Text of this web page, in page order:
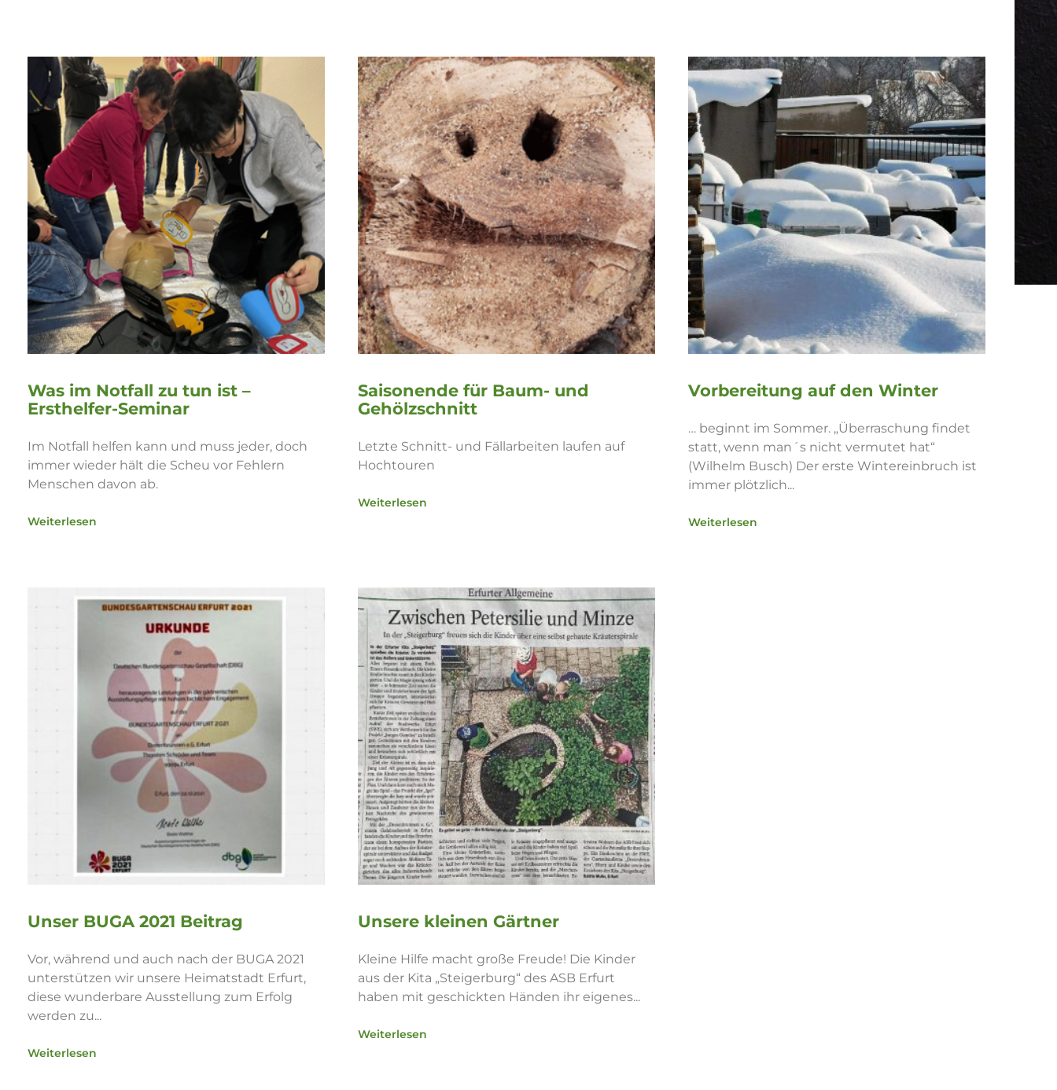
Was im Notfall zu tun ist –
Ersthelfer-Seminar
Im Notfall helfen kann und muss jeder, doch
immer wieder hält die Scheu vor Fehlern
Menschen davon ab.
Weiterlesen
Saisonende für Baum- und
Gehölzschnitt
Letzte Schnitt- und Fällarbeiten laufen auf
Hochtouren
Weiterlesen
Vorbereitung auf den Winter
… beginnt im Sommer. „Überraschung findet
statt, wenn man´s nicht vermutet hat“
(Wilhelm Busch) Der erste Wintereinbruch ist
immer plötzlich...
Weiterlesen
Unser BUGA 2021 Beitrag
Vor, während und auch nach der BUGA 2021
unterstützen wir unsere Heimatstadt Erfurt,
diese wunderbare Ausstellung zum Erfolg
werden zu...
Weiterlesen
Unsere kleinen Gärtner
Kleine Hilfe macht große Freude! Die Kinder
aus der Kita „Steigerburg“ des ASB Erfurt
haben mit geschickten Händen ihr eigenes...
Weiterlesen